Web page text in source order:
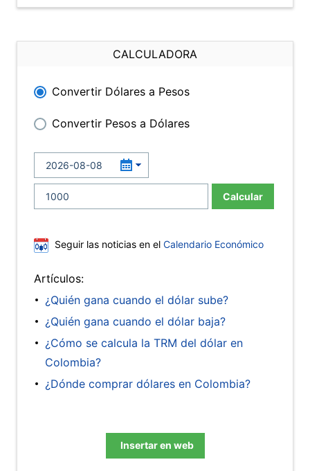
CALCULADORA
Convertir Dólares a Pesos
Convertir Pesos a Dólares
Calcular
Seguir las noticias en el Calendario Económico
Artículos:
¿Quién gana cuando el dólar sube?
¿Quién gana cuando el dólar baja?
¿Cómo se calcula la TRM del dólar en
Colombia?
¿Dónde comprar dólares en Colombia?
Insertar en web